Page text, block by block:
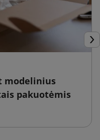
modelinius
pakuotėmis